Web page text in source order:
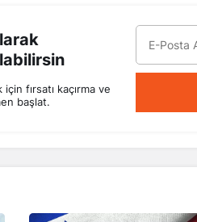
fırsatı kaçırma ve
başlat.